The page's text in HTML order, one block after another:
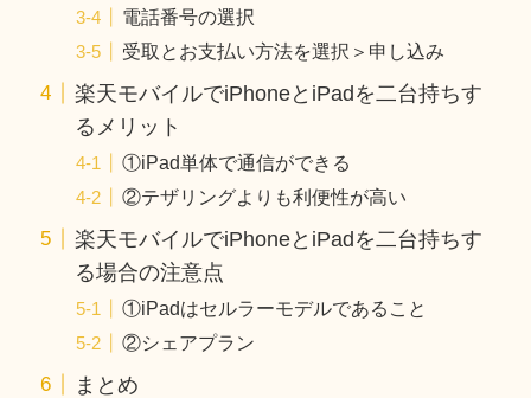
電話番号の選択
受取とお支払い方法を選択＞申し込み
楽天モバイルでiPhoneとiPadを二台持ちす
るメリット
①iPad単体で通信ができる
②テザリングよりも利便性が高い
楽天モバイルでiPhoneとiPadを二台持ちす
る場合の注意点
①iPadはセルラーモデルであること
②シェアプラン
まとめ